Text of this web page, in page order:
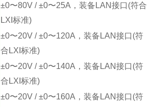
±0〜80V / ±0〜25A，装备LAN接口(符合
LXI标准)
±0〜20V / ±0〜120A，装备LAN接口(符
合LXI标准)
±0〜20V / ±0〜140A，装备LAN接口(符
合LXI标准)
±0〜20V / ±0〜160A，装备LAN接口(符